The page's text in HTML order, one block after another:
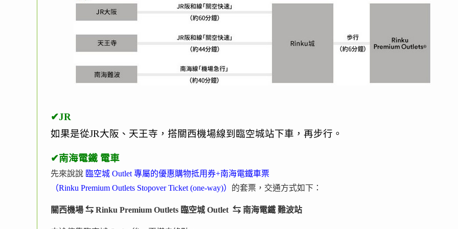
✔JR
如果是從JR大阪、天王寺，搭關西機場線到臨空城站下車，再步行。
✔南海電鐵 電車
先來說說 臨空城 Outlet 專屬的優惠購物抵用券+南海電鐵車票
（Rinku Premium Outlets Stopover Ticket (one-way)） 的套票，交通方式如下：
關西機場 ⇆ Rinku Premium Outlets 臨空城 Outlet ⇆ 南海電鐵 難波站